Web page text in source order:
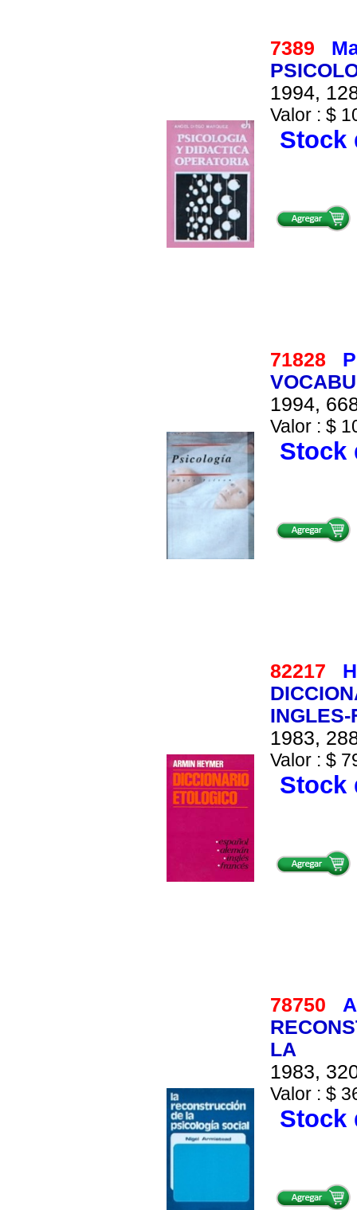
7389
1994,
Valor : $
Stock
71828
1994,
Valor : $
Stock
82217
INGLES-
1983,
Valor : $
Stock
78750
LA
1983,
Valor : $
Stock